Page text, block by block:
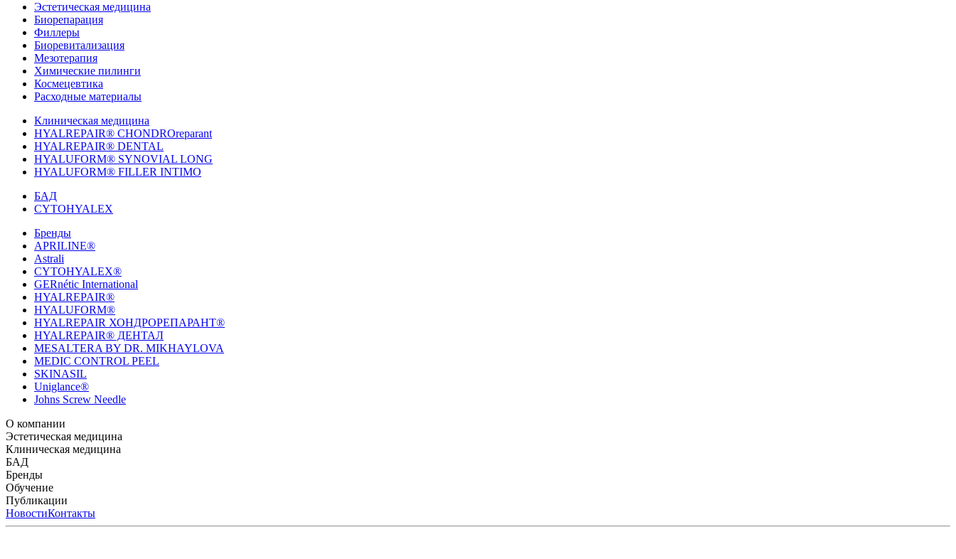
Эстетическая медицина
Биорепарация
Филлеры
Биоревитализация
Мезотерапия
Химические пилинги
Космецевтика
Расходные материалы
Клиническая медицина
HYALREPAIR® CHONDROreparant
HYALREPAIR® DENTAL
HYALUFORM® SYNOVIAL LONG
HYALUFORM® FILLER INTIMO
БАД
CYTOHYALEX
Бренды
APRILINE®
Astrali
CYTOHYALEX®
GERnétic International
HYALREPAIR®
HYALUFORM®
HYALREPAIR ХОНДРОРЕПАРАНТ®
HYALREPAIR® ДЕНТАЛ
MESALTERA BY DR. MIKHAYLOVA
MEDIC CONTROL PEEL
SKINASIL
Uniglance®
Johns Screw Needle
О компании
История компанииНаучный центр
Эстетическая медицина
БиорепарацияФиллеры
Клиническая медицина
HYALREPAIR® CHONDROreparant
БАД
CYTOHYALEX
Бренды
APRILINE®
MIKHAYLOVA
Обучение
Расписание мероприятий
Публикации
ЖУРНАЛ LES NOUVELLES ESTHÉTIQUES
НовостиКонтакты